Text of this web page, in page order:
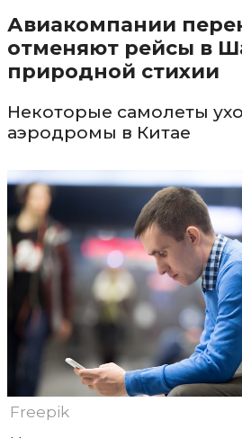
Авиакомпании
отменяют рейсы в
природной стихии
Некоторые самолеты
аэродромы в Китае
Freepik